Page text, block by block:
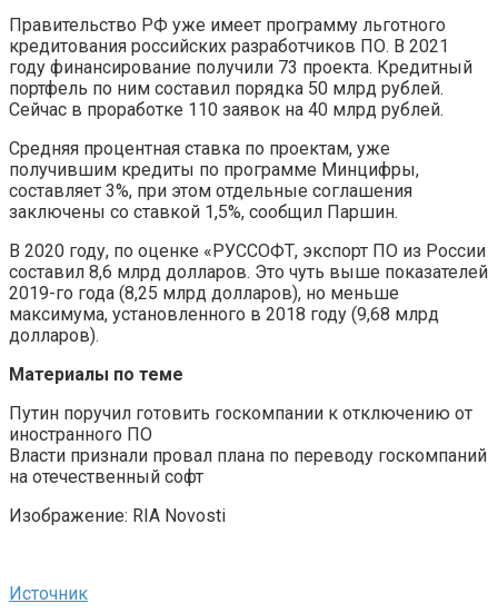
Правительство РФ уже имеет программу льготного
кредитования российских разработчиков ПО. В 2021
году финансирование получили 73 проекта. Кредитный
портфель по ним составил порядка 50 млрд рублей.
Сейчас в проработке 110 заявок на 40 млрд рублей.
Средняя процентная ставка по проектам, уже
получившим кредиты по программе Минцифры,
составляет 3%, при этом отдельные соглашения
заключены со ставкой 1,5%, сообщил Паршин.
В 2020 году, по оценке «РУССОФТ, экспорт ПО из России
составил 8,6 млрд долларов. Это чуть выше показателей
2019-го года (8,25 млрд долларов), но меньше
максимума, установленного в 2018 году (9,68 млрд
долларов).
Материалы по теме
Путин поручил готовить госкомпании к отключению от
иностранного ПО
Власти признали провал плана по переводу госкомпаний
на отечественный софт
Изображение: RIA Novosti
Источник